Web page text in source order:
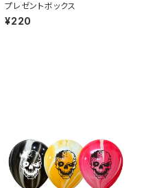
プレゼントボックス
¥220